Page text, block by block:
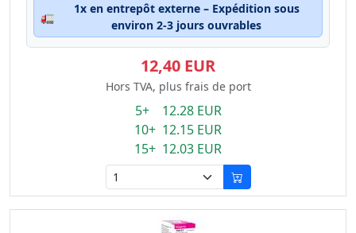
🚛
1x en entrepôt externe – Expédition sous
environ 2-3 jours ouvrables
12,40 EUR
Hors TVA, plus frais de port
5+ 12.28 EUR
10+ 12.15 EUR
15+ 12.03 EUR